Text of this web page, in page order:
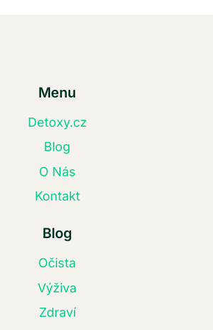
Menu
Detoxy.cz
Blog
O Nás
Kontakt
Blog
Očista
Výživa
Zdraví